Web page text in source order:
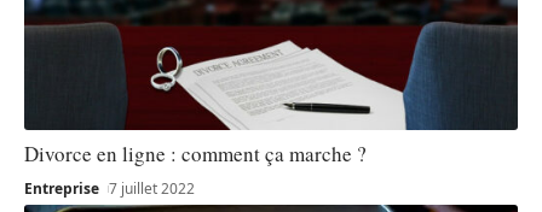
Divorce en ligne : comment ça marche ?
Entreprise 7 juillet 2022